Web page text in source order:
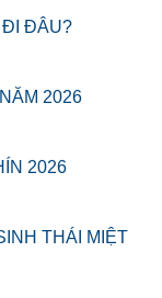
ĐI ĐÂU?
2026
2026
THÁI MIỆT